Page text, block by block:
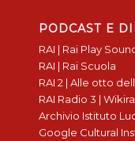
PODCAST E
RAI | Rai Play
RAI | Rai Scuola
RAI 2 | Alle otto
RAI Radio 3 |
Archivio Istituto
Google Cultural